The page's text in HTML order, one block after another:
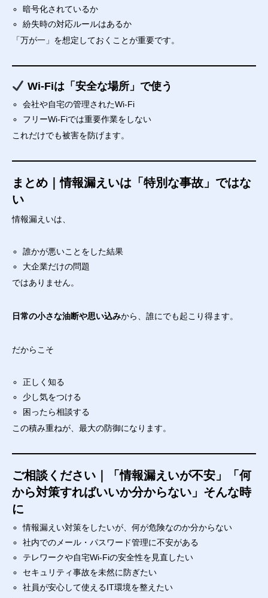
暗号化されているか
紛失時の対応ルールはあるか
「万が一」を想定しておくことが重要です。
Wi-Fiは「安全な場所」で使う
会社や自宅の管理されたWi-Fi
フリーWi-Fiでは重要作業をしない
これだけでも被害を防げます。
まとめ｜情報漏えいは「特別な事故」ではな
い
情報漏えいは、
誰かが悪いことをした結果
大企業だけの問題
ではありません。
日常の小さな油断や思い込みから、誰にでも起こり得ます。
だからこそ
正しく知る
少し気をつける
困ったら相談する
この積み重ねが、最大の防御になります。
ご相談ください｜「情報漏えいが不安」「何
から対策すればいいか分からない」そんな時
に
情報漏えい対策をしたいが、何が危険なのか分からない
社内でのメール・パスワード管理に不安がある
テレワークや自宅Wi-Fiの安全性を見直したい
セキュリティ事故を未然に防ぎたい
社員が安心して使えるIT環境を整えたい